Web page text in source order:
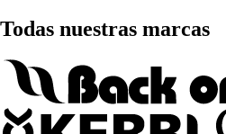
Todas nuestras marcas